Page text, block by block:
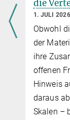
die
1. JULI 2026
Obwohl
der
ihre
offenen
Hinweis
daraus
Skalen –